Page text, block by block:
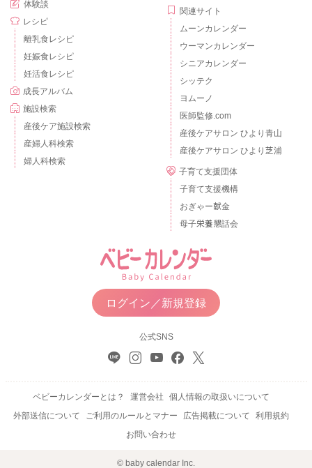
体験談
レシピ
離乳食レシピ
妊娠食レシピ
妊活食レシピ
成長アルバム
施設検索
産後ケア施設検索
産婦人科検索
婦人科検索
関連サイト
ムーンカレンダー
ウーマンカレンダー
シニアカレンダー
シッテク
ヨムーノ
医師監修.com
産後ケアサロン ひより青山
産後ケアサロン ひより芝浦
子育て支援団体
子育て支援機構
おぎゃー献金
母子栄養懇話会
ログイン／新規登録
公式SNS
ベビーカレンダーとは？ 運営会社
個人情報の取扱いについて
外部送信について
ご利用のルールとマナー 広告掲載について
利用規約
お問い合わせ
© baby calendar Inc.